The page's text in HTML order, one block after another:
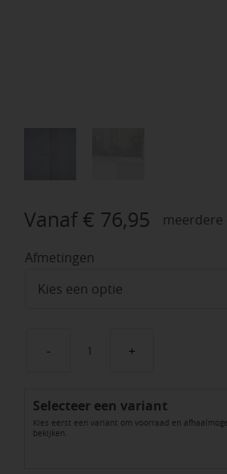
Vanaf € 76,95
Afmetingen
GeoCeramica®
Silver
aantal
Selecteer een variant
Kies eerst een variant om voorraad en
bekijken.